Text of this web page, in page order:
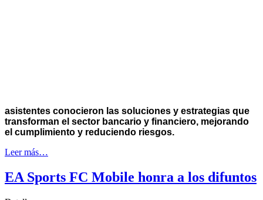
asistentes conocieron las soluciones y estrategias que
transforman el sector bancario y financiero, mejorando
el cumplimiento y reduciendo riesgos.
Leer más…
EA Sports FC Mobile honra a los difuntos